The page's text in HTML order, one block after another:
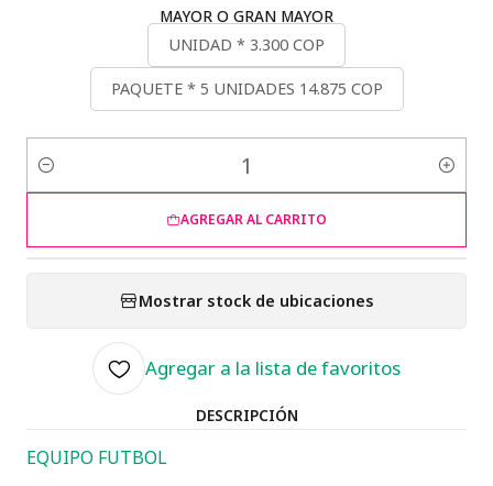
MAYOR O GRAN MAYOR
UNIDAD * 3.300 COP
PAQUETE * 5 UNIDADES 14.875 COP
Cantidad
AGREGAR AL CARRITO
Mostrar stock de ubicaciones
Agregar a la lista de favoritos
DESCRIPCIÓN
EQUIPO FUTBOL